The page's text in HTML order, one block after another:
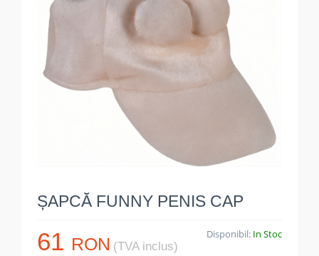
ȘAPCĂ FUNNY PENIS CAP
61 RON (TVA inclus)
Disponibil: In Stoc